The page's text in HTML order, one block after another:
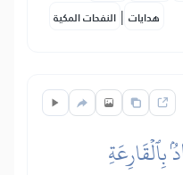
النفحات المكية | هدايات